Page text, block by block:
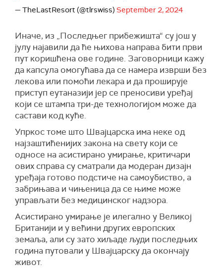
— TheLastResort (@tlrswiss) September 2, 2024
Иначе, из „Последњег прибежишта“ су још у
јулу најавили да ће њихова направа бити први
пут коришћена ове године. Заговорници кажу
да капсула омогућава да се намера изврши без
лекова или помоћи лекара и да проширује
приступ еутаназији јер се преносиви уређај
који се штампа три-де технологијом може да
састави код куће.
Упркос томе што Швајцарска има неке од
најзаштићенијих закона на свету који се
односе на асистирано умирање, критичари
ових справа су сматрали да модеран дизајн
уређаја готово подстиче на самоубиство, а
забрињава и чињеница да се њиме може
управљати без медицинског надзора.
Асистирано умирање је илегално у Великој
Британији и у већини других европских
земаља, али су зато хиљаде људи последњих
година путовали у Швајцарску да окончају
живот.